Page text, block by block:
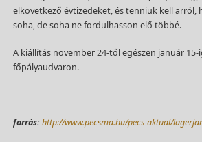
elkövetkező évtizedeket, és tenniük kell arról,
soha, de soha ne fordulhasson elő többé.
A kiállítás november 24-től egészen január
főpályaudvaron.
forrás:http://www.pecsma.hu/pecs-aktual/